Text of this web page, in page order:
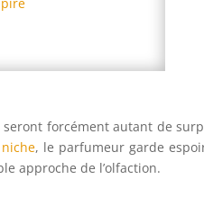
forcément autant de
, le parfumeur garde
approche de l’olfaction.